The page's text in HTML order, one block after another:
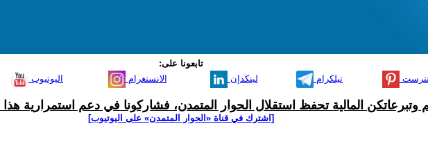
تابعونا على:
اليوتيوب الانستغرام لينكدإن تيلكرام
وتبرعاتكن المالية تحفظ استقلال الحوار المتمدن، فشاركونا في دعم استمرارية هذا
[اشترك في قناة ‫«الحوار المتمدن» على اليوتيوب]